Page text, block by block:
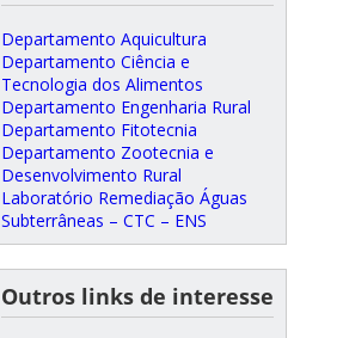
Departamento Aquicultura
Departamento Ciência e
Tecnologia dos Alimentos
Departamento Engenharia Rural
Departamento Fitotecnia
Departamento Zootecnia e
Desenvolvimento Rural
Laboratório Remediação Águas
Subterrâneas – CTC – ENS
Outros links de interesse